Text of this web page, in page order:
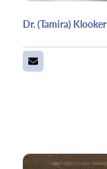
Dr. (Tamira) Klooker